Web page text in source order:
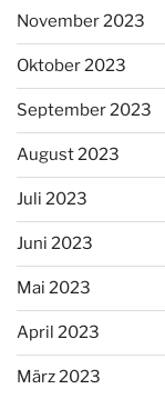
November 2023
Oktober 2023
September 2023
August 2023
Juli 2023
Juni 2023
Mai 2023
April 2023
März 2023